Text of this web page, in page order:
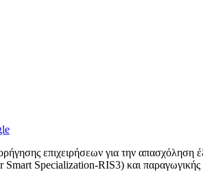
επιχειρήσεων για την απασχόληση
Specialization-RIS3) και